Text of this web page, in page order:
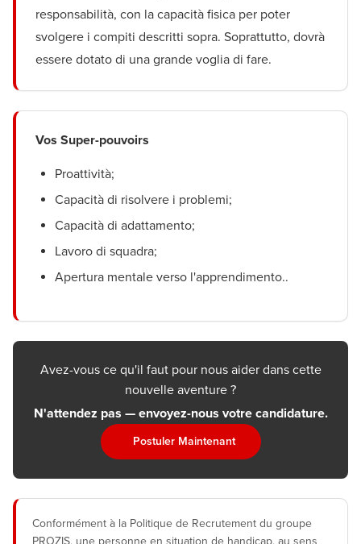
responsabilità, con la capacità fisica per poter
svolgere i compiti descritti sopra. Soprattutto, dovrà
essere dotato di una grande voglia di fare.
Vos Super-pouvoirs
Proattività;
Capacità di risolvere i problemi;
Capacità di adattamento;
Lavoro di squadra;
Apertura mentale verso l'apprendimento..
Avez-vous ce qu'il faut pour nous aider dans cette
nouvelle aventure ?
N'attendez pas — envoyez-nous votre candidature.
Postuler Maintenant
Conformément à la Politique de Recrutement du groupe
PROZIS, une personne en situation de handicap, au sens